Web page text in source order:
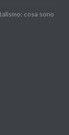
cosa sono